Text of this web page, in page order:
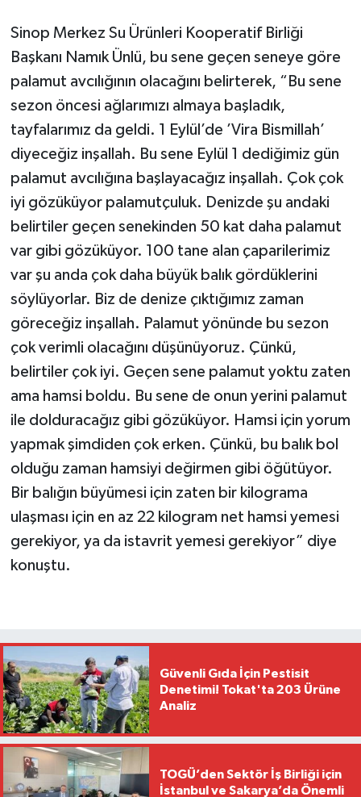
Sinop Merkez Su Ürünleri Kooperatif Birliği
Başkanı Namık Ünlü, bu sene geçen seneye göre
palamut avcılığının olacağını belirterek, “Bu sene
sezon öncesi ağlarımızı almaya başladık,
tayfalarımız da geldi. 1 Eylül’de ’Vira Bismillah’
diyeceğiz inşallah. Bu sene Eylül 1 dediğimiz gün
palamut avcılığına başlayacağız inşallah. Çok çok
iyi gözüküyor palamutçuluk. Denizde şu andaki
belirtiler geçen senekinden 50 kat daha palamut
var gibi gözüküyor. 100 tane alan çaparilerimiz
var şu anda çok daha büyük balık gördüklerini
söylüyorlar. Biz de denize çıktığımız zaman
göreceğiz inşallah. Palamut yönünde bu sezon
çok verimli olacağını düşünüyoruz. Çünkü,
belirtiler çok iyi. Geçen sene palamut yoktu zaten
ama hamsi boldu. Bu sene de onun yerini palamut
ile dolduracağız gibi gözüküyor. Hamsi için yorum
yapmak şimdiden çok erken. Çünkü, bu balık bol
olduğu zaman hamsiyi değirmen gibi öğütüyor.
Bir balığın büyümesi için zaten bir kilograma
ulaşması için en az 22 kilogram net hamsi yemesi
gerekiyor, ya da istavrit yemesi gerekiyor” diye
konuştu.
Güvenli Gıda İçin Pestisit
Denetimi! Tokat'ta 203 Ürüne
Analiz
TOGÜ’den Sektör İş Birliği için
İstanbul ve Sakarya’da Önemli